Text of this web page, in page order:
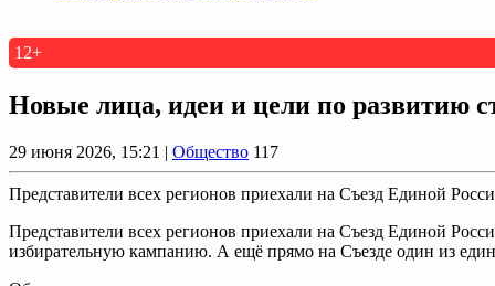
12+
Новые лица, идеи и цели по развитию
29 июня 2026, 15:21 | Общество 117
Представители всех регионов приехали на Съезд Единой
Представители всех регионов приехали на Съезд Единой
избирательную кампанию. А ещё прямо на Съезде один из